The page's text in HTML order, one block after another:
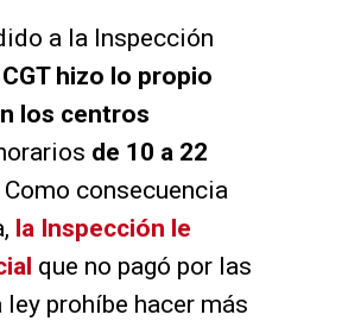
a la Inspección
CGT hizo lo propio
los centros
de 10 a 22
Como consecuencia
la Inspección le
que no pagó por las
prohíbe hacer más